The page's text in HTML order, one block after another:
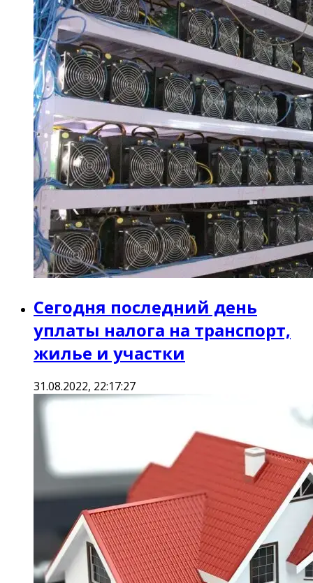
Сегодня последний день
уплаты налога на транспорт,
жилье и участки
31.08.2022, 22:17:27